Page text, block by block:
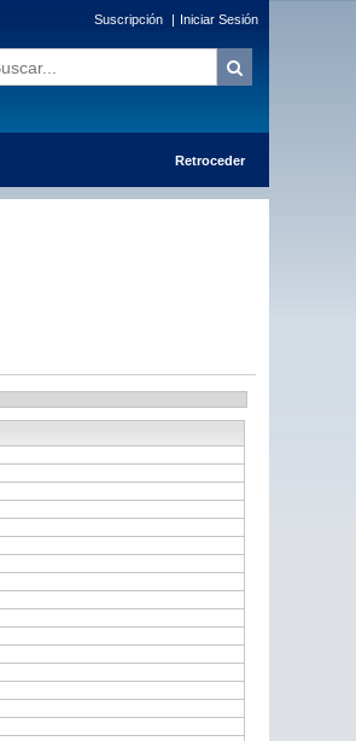
Suscripción | Iniciar Sesión
Retroceder